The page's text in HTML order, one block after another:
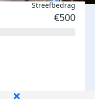
Streefbedrag
€500